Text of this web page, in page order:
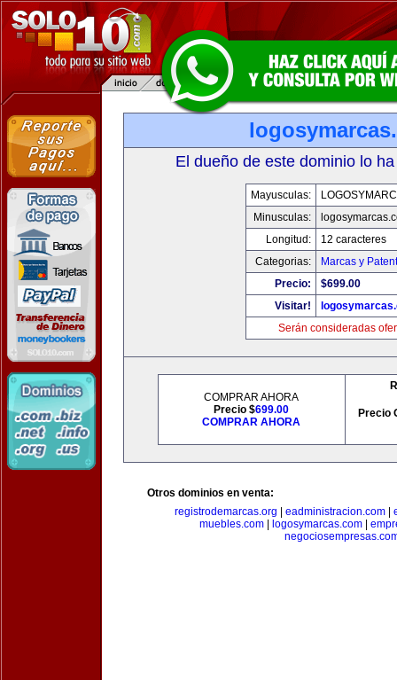
El dueño de este dominio lo
Mayusculas:
Minusculas:
Longitud:
12 caracteres
Categorias:
Marcas y
Precio:
$699.00
Visitar!
Serán consideradas
COMPRAR AHORA
Precio $699.00
COMPRAR AHORA
Precio
Otros dominios en venta:
registrodemarcas.org
eadministracion.com
muebles.com| logosymarcas.com|